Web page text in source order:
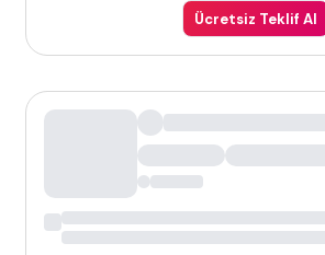
Ücretsiz Teklif Al